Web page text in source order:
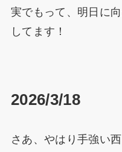
実でもって、明日に
してます！
2026/3/18
さあ、やはり手強い